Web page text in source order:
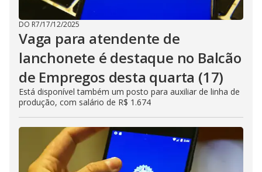
DO R7/17/12/2025
Vaga para atendente de
lanchonete é destaque no Balcão
de Empregos desta quarta (17)
Está disponível também um posto para auxiliar de linha de
produção, com salário de R$ 1.674